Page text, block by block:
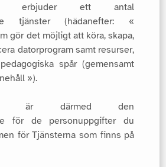
erbjuder ett antal
tjänster (hädanefter: «
gör det möjligt att köra, skapa,
datorprogram samt resurser,
spår (gemensamt
»).
är därmed den
för de personuppgifter du
för Tjänsterna som finns på